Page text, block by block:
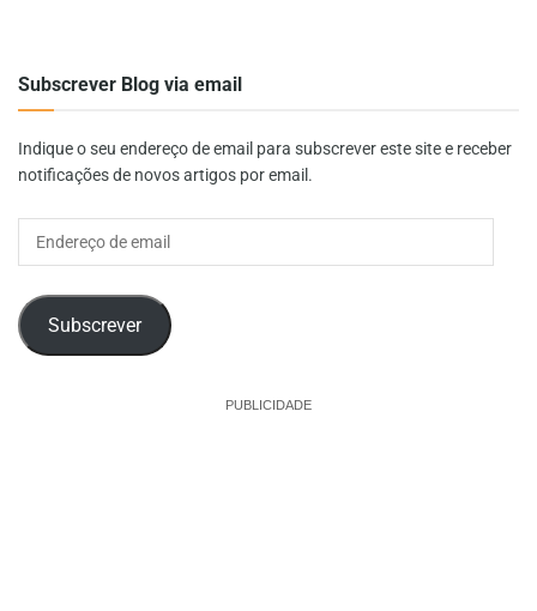
Subscrever Blog via email
Indique o seu endereço de email para subscrever este site e receber
notificações de novos artigos por email.
Subscrever
PUBLICIDADE